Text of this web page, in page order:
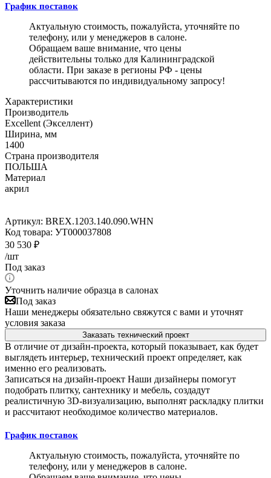
График поставок
Актуальную стоимость, пожалуйста, уточняйте по
телефону, или у менеджеров в салоне.
Обращаем ваше внимание, что цены
действительны только для Калининградской
области. При заказе в регионы РФ - цены
рассчитываются по индивидуальному запросу!
Характеристики
Производитель
Excellent (Экселлент)
Ширина, мм
1400
Страна производителя
ПОЛЬША
Материал
акрил
Артикул: BREX.1203.140.090.WHN
Код товара: УТ000037808
30 530 ₽
/шт
Под заказ
Уточнить наличие образца в салонах
Под заказ
Наши менеджеры обязательно свяжутся с вами и уточнят
условия заказа
Заказать технический проект
В отличие от дизайн-проекта, который показывает, как будет
выглядеть интерьер, технический проект определяет, как
именно его реализовать.
Записаться на дизайн-проект Наши дизайнеры помогут
подобрать плитку, сантехнику и мебель, создадут
реалистичную 3D-визуализацию, выполнят раскладку плитки
и рассчитают необходимое количество материалов.
График поставок
Актуальную стоимость, пожалуйста, уточняйте по
телефону, или у менеджеров в салоне.